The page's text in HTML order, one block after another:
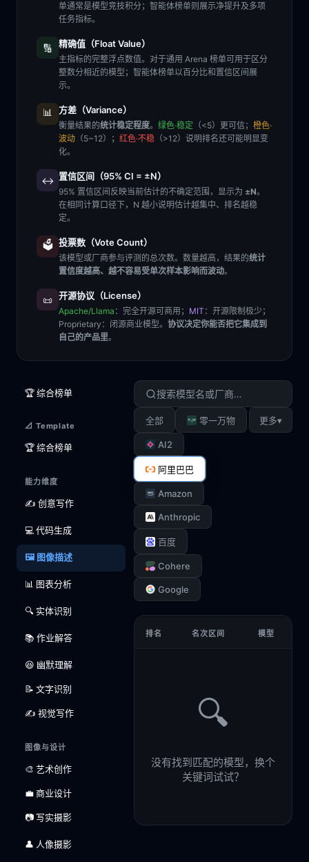
单通常是模型竞技积分；智能体榜单则展示净提升及多项
任务指标。
🔢 精确值（Float Value）
主指标的完整浮点数值。对于通用 Arena 榜单可用于区分
整数分相近的模型；智能体榜单以百分比和置信区间展
示。
📊 方差（Variance）
衡量结果的统计稳定程度。 绿色·稳定 （<5）更可信； 橙色·
波动 （5~12）； 红色·不稳 （>12）说明排名还可能明显变
化。
↔️ 置信区间（95% CI = ±N）
95% 置信区间反映当前估计的不确定范围，显示为 ±N。
在相同计算口径下，N 越小说明估计越集中、排名越稳
定。
🗳️ 投票数（Vote Count）
该模型或厂商参与评测的总次数。数量越高，结果的统计
置信度越高、越不容易受单次样本影响而波动。
📜 开源协议（License）
Apache/Llama ：完全开源可商用； MIT ：开源限制极少；
Proprietary ：闭源商业模型。 协议决定你能否把它集成到
自己的产品里。
🏆 综合榜单
📐 Template
🏆 综合榜单
能力维度
✍️ 创意写作
💻 代码生成
🖼️ 图像描述
📊 图表分析
🔍 实体识别
📚 作业解答
😆 幽默理解
📝 文字识别
✍️ 视觉写作
图像与设计
🎨 艺术创作
💼 商业设计
📷 写实摄影
👤 人像摄影
全部 零一万物
AI2
阿里巴巴
Amazon
Anthropic
百度
Cohere
Google
更多▾
排名 名次区间 模型
🔍
没有找到匹配的模型，换个
关键词试试？